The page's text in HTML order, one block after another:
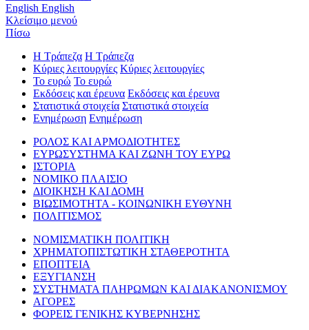
English English
Κλείσιμο μενού
Πίσω
Η Τράπεζα Η Τράπεζα
Κύριες λειτουργίες Κύριες λειτουργίες
Το ευρώ Το ευρώ
Εκδόσεις και έρευνα Εκδόσεις και έρευνα
Στατιστικά στοιχεία Στατιστικά στοιχεία
Ενημέρωση Ενημέρωση
ΡΟΛΟΣ ΚΑΙ ΑΡΜΟΔΙΟΤΗΤΕΣ
ΕΥΡΩΣΥΣΤΗΜΑ ΚΑΙ ΖΩΝΗ ΤΟΥ ΕΥΡΩ
ΙΣΤΟΡΙΑ
ΝΟΜΙΚΟ ΠΛΑΙΣΙΟ
ΔΙΟΙΚΗΣΗ ΚΑΙ ΔΟΜΗ
ΒΙΩΣΙΜΟΤΗΤΑ - ΚΟΙΝΩΝΙΚΗ ΕΥΘΥΝΗ
ΠΟΛΙΤΙΣΜΟΣ
ΝΟΜΙΣΜΑΤΙΚΗ ΠΟΛΙΤΙΚΗ
ΧΡΗΜΑΤΟΠΙΣΤΩΤΙΚΗ ΣΤΑΘΕΡΟΤΗΤΑ
ΕΠΟΠΤΕΙΑ
ΕΞΥΓΙΑΝΣΗ
ΣΥΣΤΗΜΑΤΑ ΠΛΗΡΩΜΩΝ ΚΑΙ ΔΙΑΚΑΝΟΝΙΣΜΟΥ
ΑΓΟΡΕΣ
ΦΟΡΕΙΣ ΓΕΝΙΚΗΣ ΚΥΒΕΡΝΗΣΗΣ